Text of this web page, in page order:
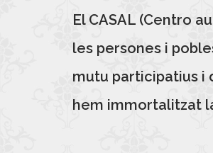
El CASAL (Centro
les persones i
mutu participatius i
hem immortalitzat